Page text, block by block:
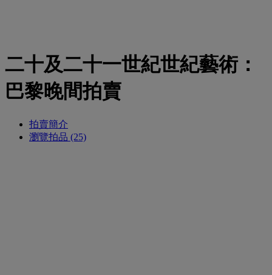
二十及二十一世紀世紀藝術：
巴黎晚間拍賣
拍賣簡介
瀏覽拍品 (25)